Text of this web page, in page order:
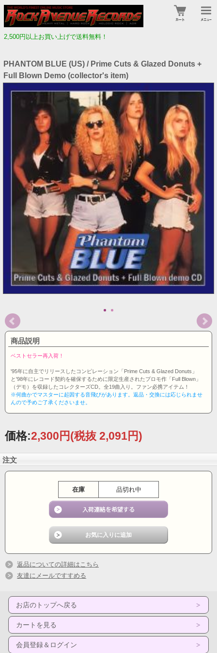
2,500円以上お買い上げで送料無料！
PHANTOM BLUE (US) / Prime Cuts & Glazed Donuts +
Full Blown Demo (collector's item)
商品説明
ベストセラー再入荷！
'95年に自主でリリースしたコンピレーション「Prime Cuts & Glazed Donuts」
と'98年にレコード契約を確保するために限定生産されたプロモ作「Full Blown」
（デモ）を収録したコレクターズCD。全19曲入り。ファン必携アイテム！
※何曲かでマスターに起因する音飛びがあります。返品・交換には応じられませ
んので予めご了承くださいませ。
価格:2,300円(税抜 2,091円)
注文
在庫 品切れ中
返品についての詳細はこちら
友達にメールですすめる
お店のトップへ戻る
カートを見る
会員登録＆ログイン